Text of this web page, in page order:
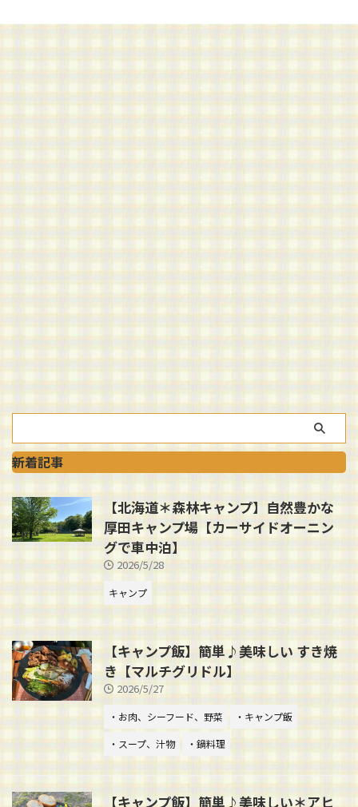
新着記事
【北海道＊森林キャンプ】自然豊かな
厚田キャンプ場【カーサイドオーニン
グで車中泊】
2026/5/28
キャンプ
【キャンプ飯】簡単♪美味しい すき焼
き【マルチグリドル】
2026/5/27
・お肉、シーフード、野菜
・キャンプ飯
・スープ、汁物
・鍋料理
【キャンプ飯】簡単♪美味しい＊アヒ